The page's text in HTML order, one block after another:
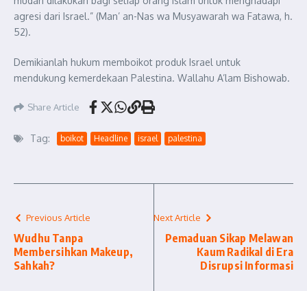
agresi dari Israel.” (Man’ an-Nas wa Musyawarah wa Fatawa, h.
52).
Demikianlah hukum memboikot produk Israel untuk
mendukung kemerdekaan Palestina. Wallahu A’lam Bishowab.
Share Article
Tag: boikot Headline israel palestina
Previous Article
Wudhu Tanpa
Membersihkan Makeup,
Sahkah?
Next Article
Pemaduan Sikap Melawan
Kaum Radikal di Era
Disrupsi Informasi